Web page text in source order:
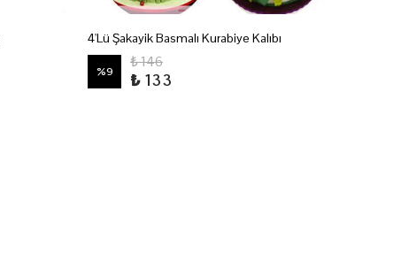
4'Lü Şakayik Basmalı Kurabiye Kalıbı
%9
₺ 146
₺ 133